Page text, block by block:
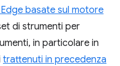
basate sul motore
di strumenti per
in particolare in
trattenuti in precedenza